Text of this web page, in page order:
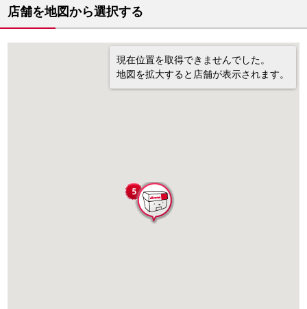
店舗を地図から選択する
現在位置を取得できませんでした。
地図を拡大すると店舗が表示されます。